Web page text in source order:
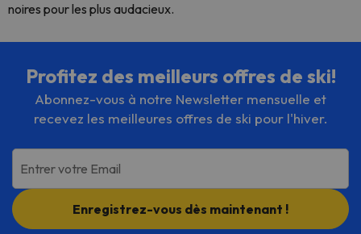
noires pour les plus audacieux.
Profitez des meilleurs offres de ski!
Abonnez-vous à notre Newsletter mensuelle et
recevez les meilleures offres de ski pour l'hiver.
Entrer votre Email
Enregistrez-vous dès maintenant !